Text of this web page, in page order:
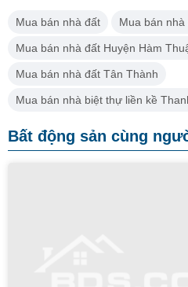
Mua bán nhà đất Mua bán
Mua bán nhà đất Huyện Hàm
Mua bán nhà đất Tân Thành
Mua bán nhà biệt thự liền kề
Bất động sản cùng